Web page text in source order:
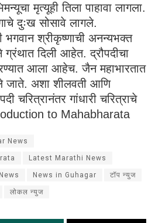
मृत्यूही तिला पाहावा लागला.
दुःख सोसावे लागले.
भगवान श्रीकृष्णाची अनन्यभक्त
ग्रंथात दिली आहेत. द्रौपदीचा
आला आहेच. जैन महाभारतात
जाते. अशा शीलवती आणि
चरित्रानंतर गांधारी चरित्राचे
to Mahabharata
News
Latest Marathi News
News in Guhagar टॉप न्युज
लोकल न्युज